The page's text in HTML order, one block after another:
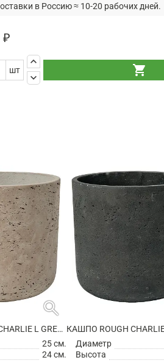
в Россию ≈ 10-20 рабочих дней.
₽
шт
keyboard_arrow_up
keyboard_arrow_down
shopping_cart
search
КАШПО ROUGH CHARLIE L GREY WASHED
25 см.
24 см.
Диаметр
Высота